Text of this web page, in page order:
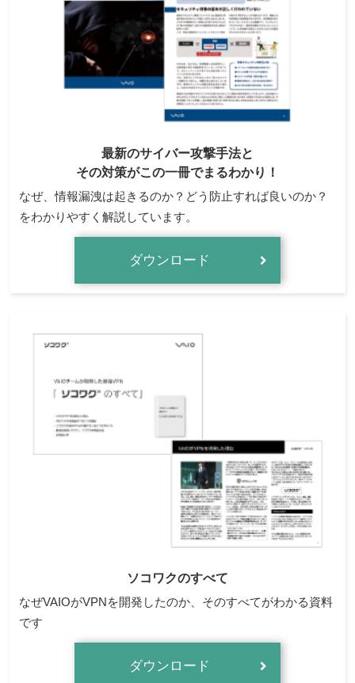
最新のサイバー攻撃手法と
その対策がこの一冊でまるわかり！
なぜ、情報漏洩は起きるのか？どう防止すれば良いのか？
をわかりやすく解説しています。
ダウンロード
ソコワクのすべて
なぜVAIOがVPNを開発したのか、そのすべてがわかる資料
です
ダウンロード